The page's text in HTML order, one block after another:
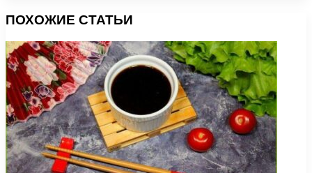
ПОХОЖИЕ СТАТЬИ